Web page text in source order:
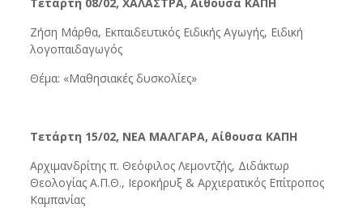
Ζήση Μάρθα, Εκπαιδευτικός Ειδικής Αγωγής, Ειδική
λογοπαιδαγωγός
Θέμα: «Μαθησιακές δυσκολίες»
Τετάρτη 15/02, ΝΕΑ ΜΑΛΓΑΡΑ, Αίθουσα ΚΑΠΗ
Αρχιμανδρίτης π. Θεόφιλος Λεμοντζής, Διδάκτωρ
Θεολογίας Α.Π.Θ., Ιεροκήρυξ & Αρχιερατικός Επίτροπος
Καμπανίας